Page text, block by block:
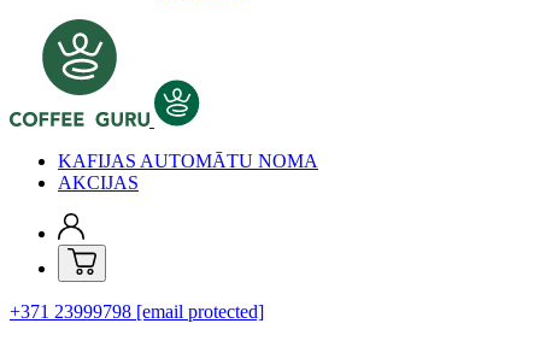
KAFIJAS AUTOMĀTU NOMA
AKCIJAS
+371 23999798 [email protected]